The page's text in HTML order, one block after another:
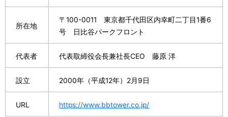
所在地
〒100-0011 東京都千代田区内幸町二丁目1番6
号 日比谷パークフロント
代表者 代表取締役会長兼社長CEO 藤原 洋
設立 2000年（平成12年）2月9日
URL https://www.bbtower.co.jp/